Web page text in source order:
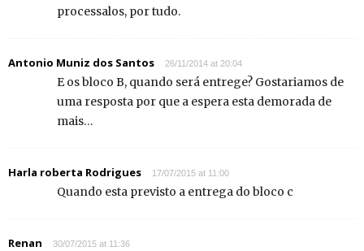
processalos, por tudo.
Antonio Muniz dos Santos 26/11/2014 at 20:04
E os bloco B, quando será entrege? Gostariamos de
uma resposta por que a espera esta demorada de
mais…
Harla roberta Rodrigues 17/07/2015 at 11:00
Quando esta previsto a entrega do bloco c
Renan 30/07/2015 at 11:36